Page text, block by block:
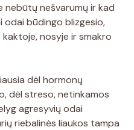
nešvarumų ir kad
odai būdingo blizgesio,
nosyje ir smakro
dėl hormonų
dėl streso, netinkamos
agresyvių odai
riebalinės liaukos tampa